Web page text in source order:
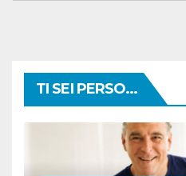
TI SEI PERSO...